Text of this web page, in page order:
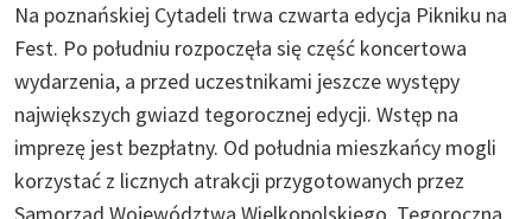
Na poznańskiej Cytadeli trwa czwarta edycja Pikniku na
Fest. Po południu rozpoczęła się część koncertowa
wydarzenia, a przed uczestnikami jeszcze występy
największych gwiazd tegorocznej edycji. Wstęp na
imprezę jest bezpłatny. Od południa mieszkańcy mogli
korzystać z licznych atrakcji przygotowanych przez